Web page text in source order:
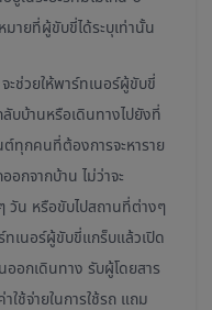
ายที่ผู้ขับขี่ได้ระบุเท่านั้น
ะช่วยให้พาร์ทเนอร์ผู้ขับขี่
บบ้านหรือเดินทางไปยังที่
ต์ทุกคนที่ต้องการจะหาราย
อกจากบ้าน ไม่ว่าจะ
วัน หรือขับไปสถานที่ต่างๆ
เนอร์ผู้ขับขี่แกร็บแล้วเปิด
อกเดินทาง รับผู้โดยสาร
ใช้จ่ายในการใช้รถ แถม